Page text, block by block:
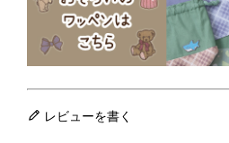
レビューを書く